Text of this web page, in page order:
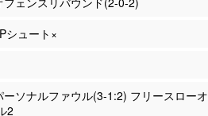
シュート×
ーソナルファウル(3-1:2) フリースローオ
2